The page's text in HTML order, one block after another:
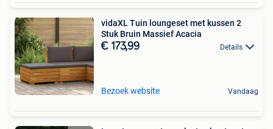
vidaXL Tuin loungeset met kussen 2
Stuk Bruin Massief Acacia
€ 173,99 Details
Bezoek website Vandaag